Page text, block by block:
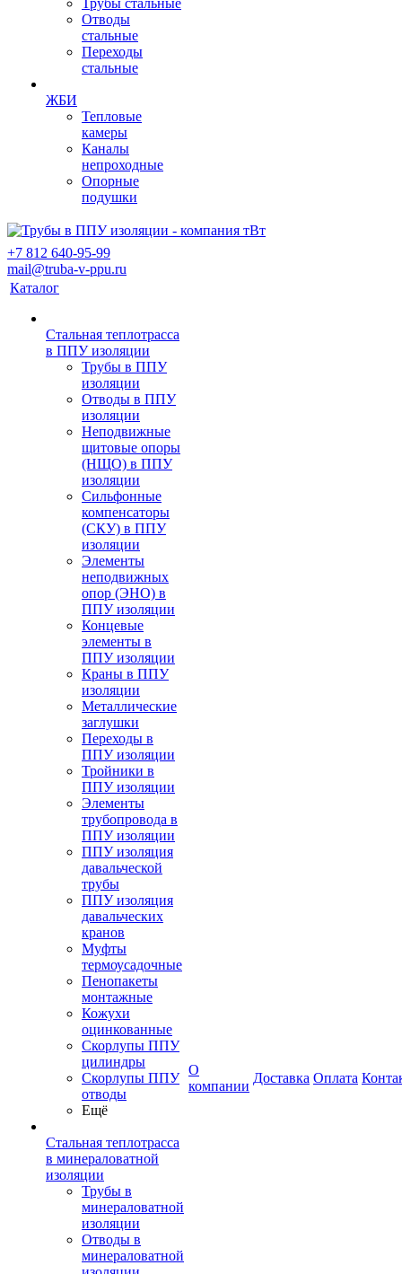
Трубы стальные
Отводы
стальные
Переходы
стальные
ЖБИ
Тепловые
камеры
Каналы
непроходные
Опорные
подушки
+7 812 640-95-99
mail@truba-v-ppu.ru
Каталог
Стальная теплотрасса
в ППУ изоляции
Трубы в ППУ
изоляции
Отводы в ППУ
изоляции
Неподвижные
щитовые опоры
(НЩО) в ППУ
изоляции
Cильфонные
компенсаторы
(СКУ) в ППУ
изоляции
Элементы
неподвижных
опор (ЭНО) в
ППУ изоляции
Концевые
элементы в
ППУ изоляции
Краны в ППУ
изоляции
Металлические
заглушки
Переходы в
ППУ изоляции
Тройники в
ППУ изоляции
Элементы
трубопровода в
ППУ изоляции
ППУ изоляция
давальческой
трубы
ППУ изоляция
давальческих
кранов
Муфты
термоусадочные
Пенопакеты
монтажные
Кожухи
оцинкованные
Скорлупы ППУ
цилиндры
Скорлупы ППУ
отводы
Ещё
Стальная теплотрасса
в минераловатной
изоляции
Трубы в
минераловатной
изоляции
Отводы в
минераловатной
О
компании
Доставка Оплата